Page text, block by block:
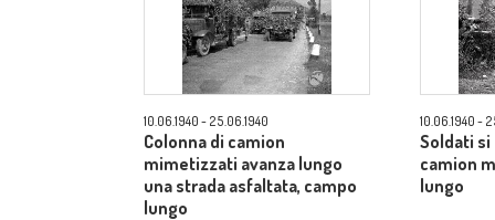
10.06.1940 - 25.06.1940
Colonna di camion
mimetizzati avanza lungo
una strada asfaltata, campo
lungo
10.06.1940 -
Soldati
camion
lungo